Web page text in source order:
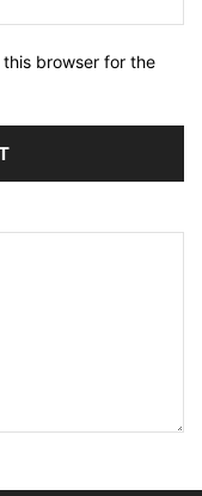
browser for the